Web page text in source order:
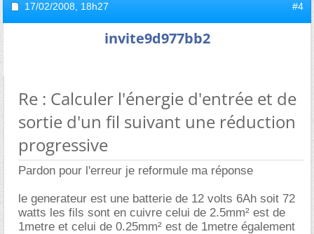
17/02/2008, 18h27 #4
invite9d977bb2
Re : Calculer l'énergie d'entrée et de
sortie d'un fil suivant une réduction
progressive
Pardon pour l'erreur je reformule ma réponse
le generateur est une batterie de 12 volts 6Ah soit 72
watts les fils sont en cuivre celui de 2.5mm² est de
1metre et celui de 0.25mm² est de 1metre également